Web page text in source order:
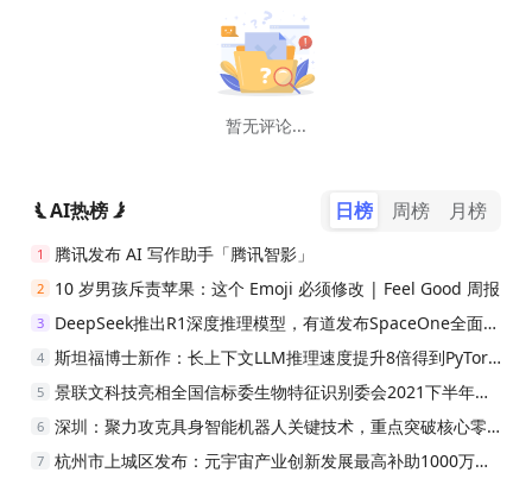
暂无评论...
AI热榜 日榜 周榜 月榜
1 腾讯发布 AI 写作助手「腾讯智影」
2 10 岁男孩斥责苹果：这个 Emoji 必须修改 | Feel Good 周报
3 DeepSeek推出R1深度推理模型，有道发布SpaceOne全面屏答疑词典笔，售价1699元。
4 斯坦福博士新作：长上下文LLM推理速度提升8倍得到PyTorch官方认可
5 景联文科技亮相全国信标委生物特征识别委会2021下半年工作组集中会议
6 深圳：聚力攻克具身智能机器人关键技术，重点突破核心零部件、AI芯片及仿生灵巧手等领域
7 杭州市上城区发布：元宇宙产业创新发展最高补助1000万元新政